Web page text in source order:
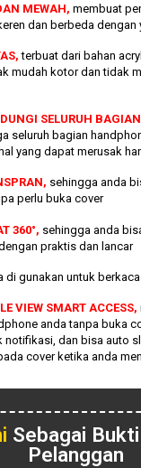
MEWAH, membuat
dan berbeda dengan
terbuat dari bahan
mudah kotor dan tidak
SELURUH BAGIAN
seluruh bagian
yang dapat merusak
sehingga anda
perlu buka cover
360°, sehingga anda
praktis dan lancar
di gunakan untuk berkaca
VIEW SMART ACCESS,
anda tanpa buka
notifikasi, dan bisa auto
cover ketika anda
Sebagai Bukti
Pelanggan